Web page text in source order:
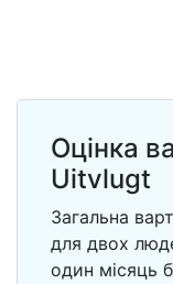
Оцінка
Uitvlugt
Загальна
для двох
один місяць